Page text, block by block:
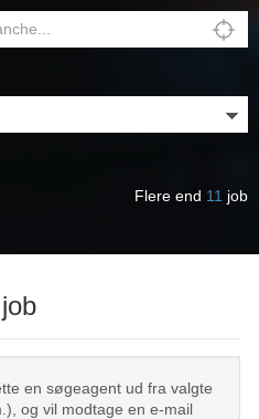
Flere end 11 job
en søgeagent ud fra valgte
og vil modtage en e-mail